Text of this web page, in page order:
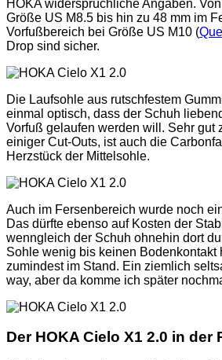
HOKA widersprüchliche Angaben.
Größe US M8.5 bis hin zu 48 mm im
Vorfußbereich bei Größe US M10 (
Drop sind sicher.
Die Laufsohle aus rutschfestem
einmal optisch, dass der Schuh
Vorfuß gelaufen werden will. Sehr gut
einiger Cut-Outs, ist auch die
Herzstück der Mittelsohle.
Auch im Fersenbereich wurde noch
Das dürfte ebenso auf Kosten der
wenngleich der Schuh ohnehin dort
Sohle wenig bis keinen Bodenkontakt
zumindest im Stand. Ein ziemlich
way, aber da komme ich später
Der HOKA Cielo X1 2.0 in der